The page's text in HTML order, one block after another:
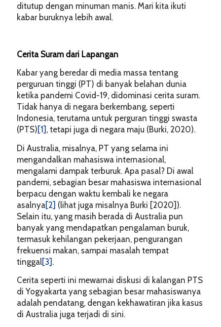
ditutup dengan minuman manis. Mari kita ikuti
kabar buruknya lebih awal.
Cerita Suram dari Lapangan
Kabar yang beredar di media massa tentang
perguruan tinggi (PT) di banyak belahan dunia
ketika pandemi Covid-19, didominasi cerita suram.
Tidak hanya di negara berkembang, seperti
Indonesia, terutama untuk perguran tinggi swasta
(PTS)[1] , tetapi juga di negara maju (Burki, 2020).
Di Australia, misalnya, PT yang selama ini
mengandalkan mahasiswa internasional,
mengalami dampak terburuk. Apa pasal? Di awal
pandemi, sebagian besar mahasiswa internasional
berpacu dengan waktu kembali ke negara
asalnya[2] (lihat juga misalnya Burki [2020]).
Selain itu, yang masih berada di Australia pun
banyak yang mendapatkan pengalaman buruk,
termasuk kehilangan pekerjaan, pengurangan
frekuensi makan, sampai masalah tempat
tinggal[3] .
Cerita seperti ini mewarnai diskusi di kalangan PTS
di Yogyakarta yang sebagian besar mahasiswanya
adalah pendatang, dengan kekhawatiran jika kasus
di Australia juga terjadi di sini.